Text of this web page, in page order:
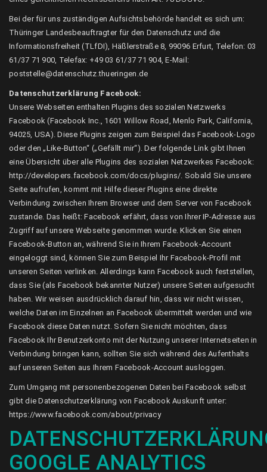
Bei der für uns zuständigen Aufsichtsbehörde handelt es sich um:
Thüringer Landesbeauftragter für den Datenschutz und die
Informationsfreiheit (TLfDI), Häßlerstraße 8, 99096 Erfurt, Telefon: 03
61/37 71 900, Telefax: +49 03 61/37 71 904, E-Mail:
poststelle@datenschutz.thueringen.de
Datenschutzerklärung Facebook:
Unsere Webseiten enthalten Plugins des sozialen Netzwerks
Facebook (Facebook Inc., 1601 Willow Road, Menlo Park, California,
94025, USA). Diese Plugins zeigen zum Beispiel das Facebook-Logo
oder den „Like-Button“ („Gefällt mir“). Der folgende Link gibt Ihnen
eine Übersicht über alle Plugins des sozialen Netzwerkes Facebook:
http://developers.facebook.com/docs/plugins/. Sobald Sie unsere
Seite aufrufen, kommt mit Hilfe dieser Plugins eine direkte
Verbindung zwischen Ihrem Browser und dem Server von Facebook
zustande. Das heißt: Facebook erfährt, dass von Ihrer IP-Adresse aus
Zugriff auf unsere Webseite genommen wurde. Klicken Sie einen
Facebook-Button an, während Sie in Ihrem Facebook-Account
eingeloggt sind, können Sie zum Beispiel Ihr Facebook-Profil mit
unseren Seiten verlinken. Allerdings kann Facebook auch feststellen,
dass Sie (als Facebook bekannter Nutzer) unsere Seiten aufgesucht
haben. Wir weisen ausdrücklich darauf hin, dass wir nicht wissen,
welche Daten im Einzelnen an Facebook übermittelt werden und wie
Facebook diese Daten nutzt. Sofern Sie nicht möchten, dass
Facebook Ihr Benutzerkonto mit der Nutzung unserer Internetseiten in
Verbindung bringen kann, sollten Sie sich während des Aufenthalts
auf unseren Seiten aus Ihrem Facebook-Account ausloggen.
Zum Umgang mit personenbezogenen Daten bei Facebook selbst
gibt die Datenschutzerklärung von Facebook Auskunft unter:
https://www.facebook.com/about/privacy
GOOGLE ANALYTICS